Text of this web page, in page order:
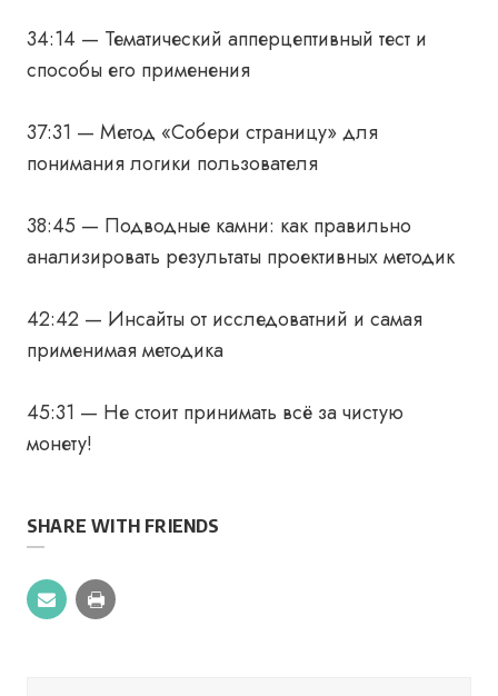
34:14 — Тематический апперцептивный тест и
способы его применения
37:31 — Метод «Собери страницу» для
понимания логики пользователя
38:45 — Подводные камни: как правильно
анализировать результаты проективных методик
42:42 — Инсайты от исследоватний и самая
применимая методика
45:31 — Не стоит принимать всё за чистую
монету!
SHARE WITH FRIENDS